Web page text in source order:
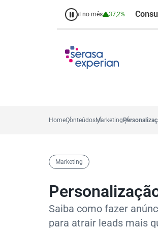
Percentual no mês 37,2% Consumidor
HomeConteúdosMarketing
Marketing
Saiba como fazer
para atrair leads mais